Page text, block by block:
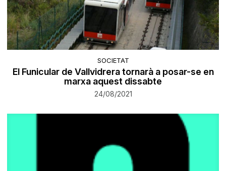
SOCIETAT
El Funicular de Vallvidrera tornarà a posar-se en
marxa aquest dissabte
24/08/2021